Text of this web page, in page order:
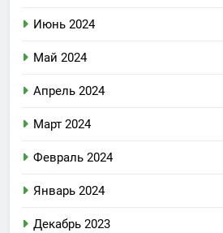
Июнь 2024
Май 2024
Апрель 2024
Март 2024
Февраль 2024
Январь 2024
Декабрь 2023